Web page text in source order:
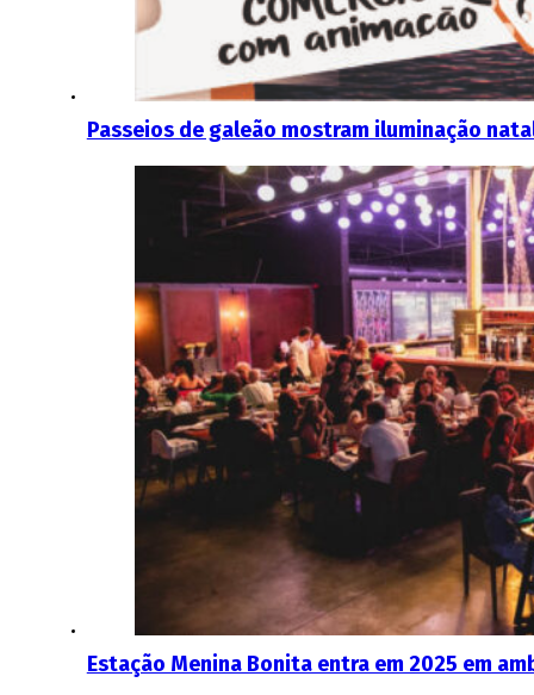
Passeios de galeão mostram iluminação
Estação Menina Bonita entra em 2025 em